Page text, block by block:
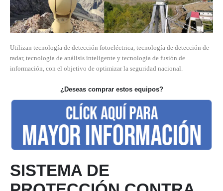
Utilizan tecnología de detección fotoeléctrica, tecnología de detección de
radar, tecnología de análisis inteligente y tecnología de fusión de
información, con el objetivo de optimizar la seguridad nacional.
¿Deseas comprar estos equipos?
SISTEMA DE